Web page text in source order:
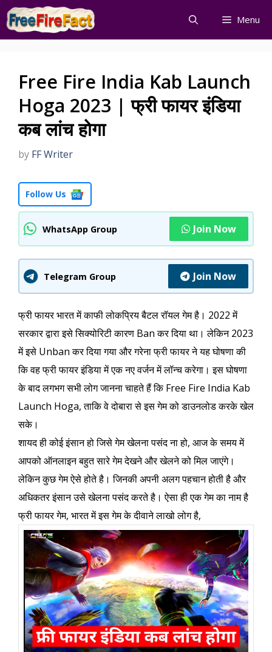
Skip
to
Menu
Free Fire India Kab Launch
Hoga 2023 | फ्री फायर इंडिया
कब लांच होगा
by FF Writer
Follow Us
WhatsApp Group Join Now
Telegram Group Join Now
फ्री फायर भारत में काफी लोकप्रिय बैटल रॉयल गेम है। 2022 में
सरकार द्वारा इसे सिक्योरिटी कारण Ban कर दिया था। लेकिन 2023
में इसे Unban कर दिया गया और गरेना फ्री फायर ने यह घोषणा की
कि वह फ्री फायर इंडिया में एक नए वर्जन में लॉन्च करेगा। इस घोषणा
के बाद लगभग सभी लोग जानना चाहते हैं कि Free Fire India Kab
Launch Hoga, ताकि वे दोबारा से इस गेम को डाउनलोड करके खेल
सके।
शायद ही कोई इंसान हो जिसे गेम खेलना पसंद ना हो, आज के समय में
आपको ऑनलाइन बहुत सारे गेम देखने और खेलने को मिल जाएंगे।
लेकिन कुछ गेम ऐसे होते है। जिनकी अपनी अलग पहचान होती है और
अधिकतर इंसान उसे खेलना पसंद करते है। ऐसा ही एक गेम का नाम है
फ्री फायर गेम, भारत में इस गेम के दीवाने लाखो लोग है,